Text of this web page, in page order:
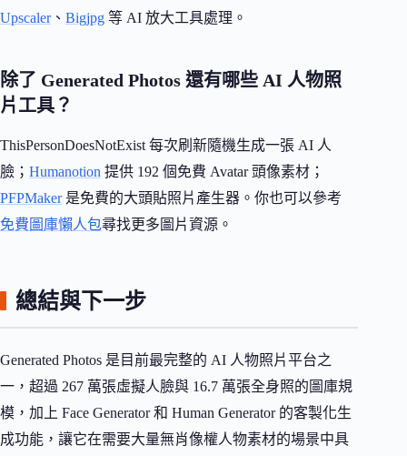
Upscaler、 Bigjpg 等 AI 放大工具處理。
除了 Generated Photos 還有哪些 AI 人物照
片工具？
ThisPersonDoesNotExist 每次刷新隨機生成一張 AI 人
臉； Humanotion 提供 192 個免費 Avatar 頭像素材；
PFPMaker是免費的大頭貼照片產生器。你也可以參考
免費圖庫懶人包尋找更多圖片資源。
總結與下一步
Generated Photos 是目前最完整的 AI 人物照片平台之
一，超過 267 萬張虛擬人臉與 16.7 萬張全身照的圖庫規
模，加上 Face Generator 和 Human Generator 的客製化生
成功能，讓它在需要大量無肖像權人物素材的場景中具